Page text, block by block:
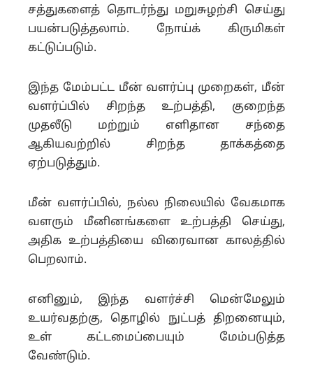
சத்துகளைத் தொடர்ந்து மறுசுழற்சி செய்து
பயன்படுத்தலாம். நோய்க் கிருமிகள்
கட்டுப்படும்.
இந்த மேம்பட்ட மீன் வளர்ப்பு முறைகள், மீன்
வளர்ப்பில் சிறந்த உற்பத்தி, குறைந்த
முதலீடு மற்றும் எளிதான சந்தை
ஆகியவற்றில் சிறந்த தாக்கத்தை
ஏற்படுத்தும்.
மீன் வளர்ப்பில், நல்ல நிலையில் வேகமாக
வளரும் மீனினங்களை உற்பத்தி செய்து,
அதிக உற்பத்தியை விரைவான காலத்தில்
பெறலாம்.
எனினும், இந்த வளர்ச்சி மென்மேலும்
உயர்வதற்கு, தொழில் நுட்பத் திறனையும்,
உள் கட்டமைப்பையும் மேம்படுத்த
வேண்டும்.